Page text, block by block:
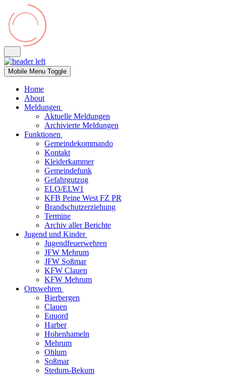
Mobile Menu Toggle
Home
About
Meldungen
Aktuelle Meldungen
Archivierte Meldungen
Funktionen
Gemeindekommando
Kontakt
Kleiderkammer
Gemeindefunk
Gefahrgutzug
ELO/ELW1
KFB Peine West FZ PR
Brandschutzerziehung
Termine
Archiv aller Berichte
Jugend und Kinder
Jugendfeuerwehren
JFW Mehrum
JFW Soßmar
KFW Clauen
KFW Mehrum
Ortswehren
Bierbergen
Clauen
Equord
Harber
Hohenhameln
Mehrum
Ohlum
Soßmar
Stedum-Bekum